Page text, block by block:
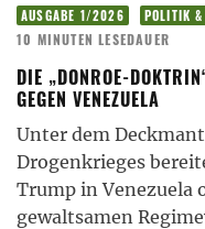
AUSGABE 1/2026 POLITIK &
10 MINUTEN LESEDAUER
DIE „DONROE-
GEGEN VENEZUELA
Unter dem
Drogenkrieges
Trump in Venezuela
gewaltsamen